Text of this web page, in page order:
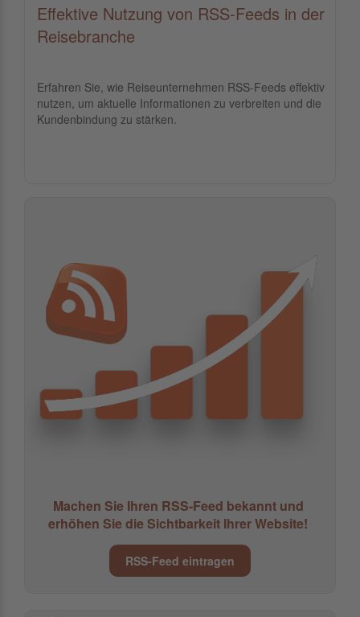
Effektive Nutzung von RSS-Feeds in der
Reisebranche
Erfahren Sie, wie Reiseunternehmen RSS-Feeds effektiv
nutzen, um aktuelle Informationen zu verbreiten und die
Kundenbindung zu stärken.
Machen Sie Ihren RSS-Feed bekannt und
erhöhen Sie die Sichtbarkeit Ihrer Website!
RSS-Feed eintragen